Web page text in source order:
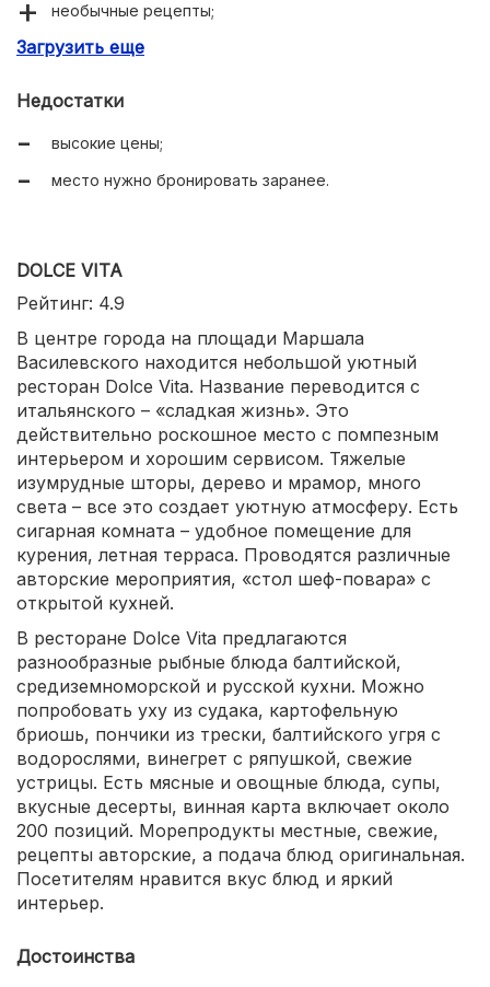
необычные рецепты;
оригинальная подача;
Загрузить еще
Недостатки
высокие цены;
место нужно бронировать заранее.
DOLCE VITA
Рейтинг: 4.9
В центре города на площади Маршала
Василевского находится небольшой уютный
ресторан Dolce Vita. Название переводится с
итальянского – «сладкая жизнь». Это
действительно роскошное место с помпезным
интерьером и хорошим сервисом. Тяжелые
изумрудные шторы, дерево и мрамор, много
света – все это создает уютную атмосферу. Есть
сигарная комната – удобное помещение для
курения, летная терраса. Проводятся различные
авторские мероприятия, «стол шеф-повара» с
открытой кухней.
В ресторане Dolce Vita предлагаются
разнообразные рыбные блюда балтийской,
средиземноморской и русской кухни. Можно
попробовать уху из судака, картофельную
бриошь, пончики из трески, балтийского угря с
водорослями, винегрет с ряпушкой, свежие
устрицы. Есть мясные и овощные блюда, супы,
вкусные десерты, винная карта включает около
200 позиций. Морепродукты местные, свежие,
рецепты авторские, а подача блюд оригинальная.
Посетителям нравится вкус блюд и яркий
интерьер.
Достоинства